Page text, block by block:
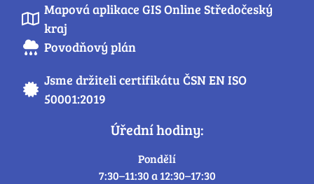
Mapová aplikace GIS Online Středočeský
kraj
Povodňový plán
Jsme držiteli certifikátu ČSN EN ISO
50001:2019
Úřední hodiny:
Pondělí
7:30–11:30 a 12:30–17:30